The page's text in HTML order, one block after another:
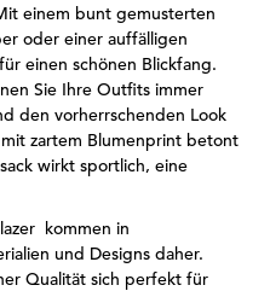
einem bunt gemusterten
oder einer auffälligen
einen schönen Blickfang.
Sie Ihre Outfits immer
den vorherrschenden Look
zartem Blumenprint betont
wirkt sportlich, eine
kommen in
und Designs daher.
Qualität sich perfekt für